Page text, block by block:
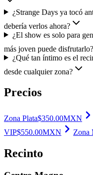
¿Strange Days ya tocó
debería verlos ahora?
¿El show es solo para
más joven puede disfrutarlo?
¿Qué tan íntimo es el
desde cualquier zona?
Precios
Zona Plata$350.00MXN
VIP$550.00MXN Zona
Recinto